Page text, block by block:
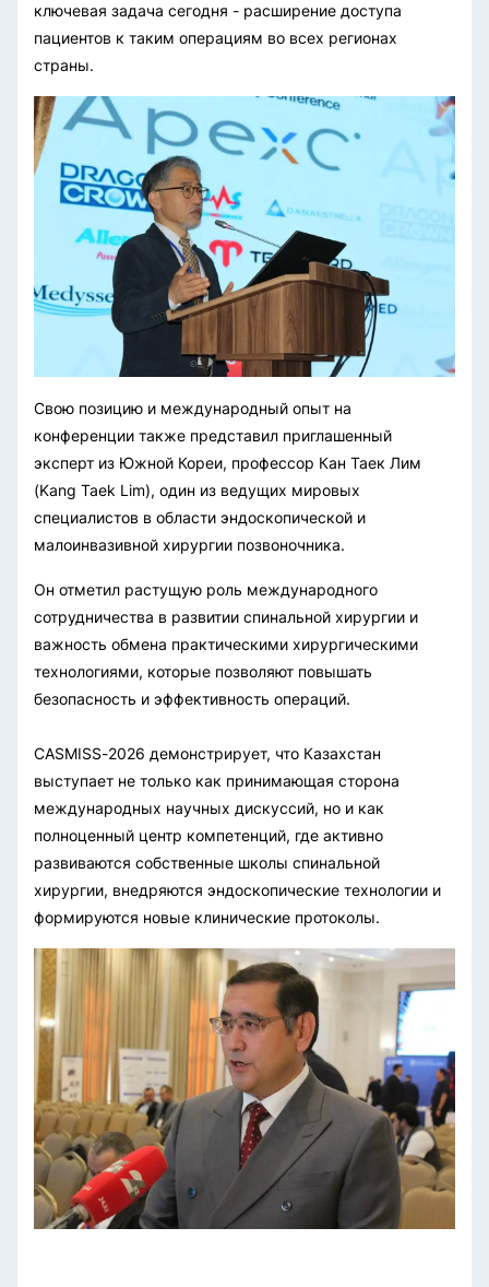
ключевая задача сегодня - расширение доступа
пациентов к таким операциям во всех регионах
страны.
Свою позицию и международный опыт на
конференции также представил приглашенный
эксперт из Южной Кореи, профессор Кан Таек Лим
(Kang Taek Lim), один из ведущих мировых
специалистов в области эндоскопической и
малоинвазивной хирургии позвоночника.
Он отметил растущую роль международного
сотрудничества в развитии спинальной хирургии и
важность обмена практическими хирургическими
технологиями, которые позволяют повышать
безопасность и эффективность операций.
CASMISS-2026 демонстрирует, что Казахстан
выступает не только как принимающая сторона
международных научных дискуссий, но и как
полноценный центр компетенций, где активно
развиваются собственные школы спинальной
хирургии, внедряются эндоскопические технологии и
формируются новые клинические протоколы.